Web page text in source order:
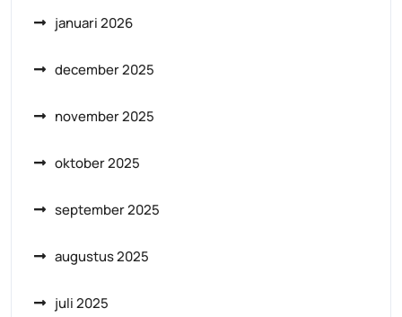
januari 2026
december 2025
november 2025
oktober 2025
september 2025
augustus 2025
juli 2025